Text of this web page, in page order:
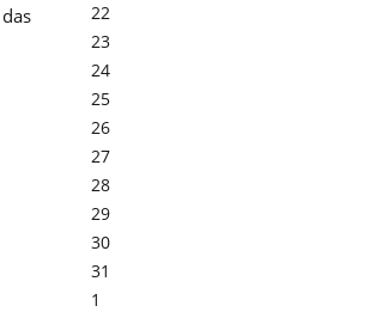
22
23
24
25
26
27
28
29
30
31
1